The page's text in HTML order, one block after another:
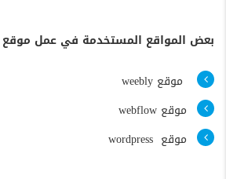
بعض المواقع المستخدمة في عمل موقع
موقع weebly
موقع webflow
موقع wordpress